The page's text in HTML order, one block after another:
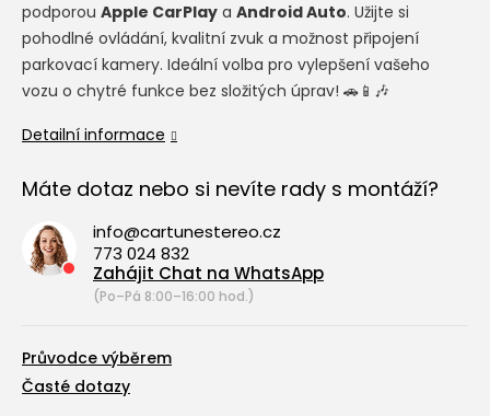
podporou Apple CarPlay a Android Auto. Užijte si
pohodlné ovládání, kvalitní zvuk a možnost připojení
parkovací kamery. Ideální volba pro vylepšení vašeho
vozu o chytré funkce bez složitých úprav! 🚗📱🎶
Detailní informace
Máte dotaz nebo si nevíte rady s montáží?
info@cartunestereo.cz
773 024 832
Zahájit Chat na WhatsApp
(Po–Pá 8:00–16:00 hod.)
Průvodce výběrem
Časté dotazy